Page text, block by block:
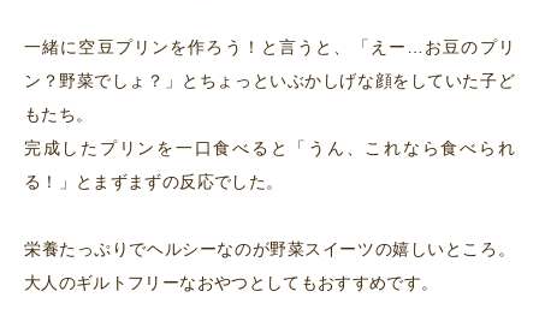
一緒に空豆プリンを作ろう！と言うと、「えー…お豆のプリ
ン？野菜でしょ？」とちょっといぶかしげな顔をしていた子ど
もたち。
完成したプリンを一口食べると「うん、これなら食べられ
る！」とまずまずの反応でした。
栄養たっぷりでヘルシーなのが野菜スイーツの嬉しいところ。
大人のギルトフリーなおやつとしてもおすすめです。